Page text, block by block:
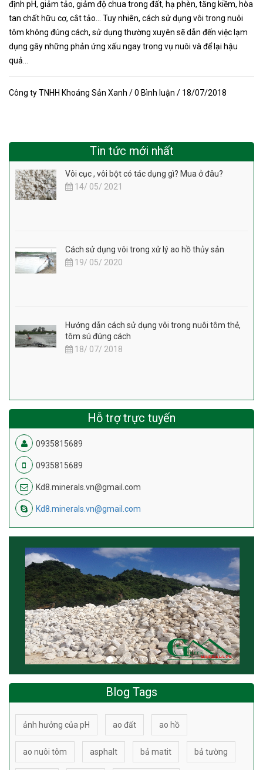
định pH, giảm tảo, giảm độ chua trong đất, hạ phèn, tăng kiềm, hòa
tan chất hữu cơ, cắt tảo… Tuy nhiên, cách sử dụng vôi trong nuôi
tôm không đúng cách, sử dụng thường xuyên sẽ dẫn đến việc lạm
dụng gây những phản ứng xấu ngay trong vụ nuôi và để lại hậu
quả...
Công ty TNHH Khoáng Sản Xanh / 0 Bình luận / 18/07/2018
Tin tức mới nhất
Vôi cục , vôi bột có tác dụng gì? Mua ở đâu?
14/ 05/ 2021
Cách sử dụng vôi trong xử lý ao hồ thủy sản
19/ 05/ 2020
Hướng dẫn cách sử dụng vôi trong nuôi tôm thẻ,
tôm sú đúng cách
18/ 07/ 2018
Hỗ trợ trực tuyến
0935815689
0935815689
Kd8.minerals.vn@gmail.com
Kd8.minerals.vn@gmail.com
Blog Tags
ảnh hưởng của pH ao đất ao hồ
ao nuôi tôm asphalt bả matit bả tường